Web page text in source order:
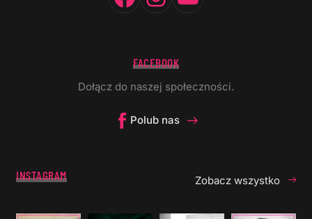
FACEBOOK
Dołącz do naszej społeczności.
Polub nas
INSTAGRAM Zobacz wszystko